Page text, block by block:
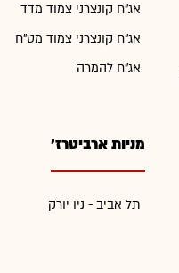
אג"ח קונצרני צמוד מדד
אג"ח קונצרני צמוד מט"ח
אג"ח להמרה
מניות ארביטרז'
תל אביב - ניו יורק